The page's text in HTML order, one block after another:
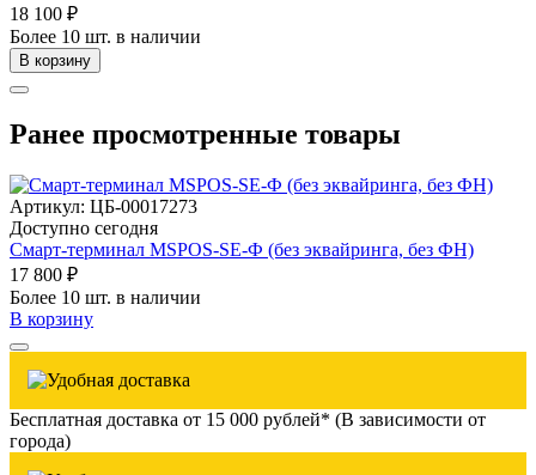
18 100 ₽
Более 10 шт. в наличии
В корзину
Ранее просмотренные товары
Артикул: ЦБ-00017273
Доступно сегодня
Смарт-терминал MSPOS-SE-Ф (без эквайринга, без ФН)
17 800 ₽
Более 10 шт. в наличии
В корзину
Бесплатная доставка от 15 000 рублей* (В зависимости от
города)